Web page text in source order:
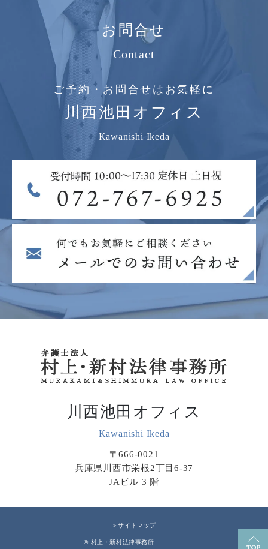
お問合せ
Contact
ご予約・お問合せはお気軽に
川西池田オフィス
Kawanishi Ikeda
川西池田オフィス
Kawanishi Ikeda
〒666-0021
兵庫県川西市栄根2丁目6-37
JAビル 3 階
＞サイトマップ
© 村上・新村法律事務所